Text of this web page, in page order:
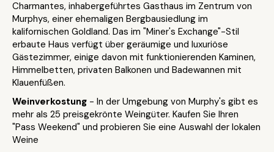
Charmantes, inhabergeführtes Gasthaus im Zentrum von
Murphys, einer ehemaligen Bergbausiedlung im
kalifornischen Goldland. Das im "Miner's Exchange"-Stil
erbaute Haus verfügt über geräumige und luxuriöse
Gästezimmer, einige davon mit funktionierenden Kaminen,
Himmelbetten, privaten Balkonen und Badewannen mit
Klauenfüßen.
Weinverkostung - In der Umgebung von Murphy's gibt es
mehr als 25 preisgekrönte Weingüter. Kaufen Sie Ihren
"Pass Weekend" und probieren Sie eine Auswahl der lokalen
Weine